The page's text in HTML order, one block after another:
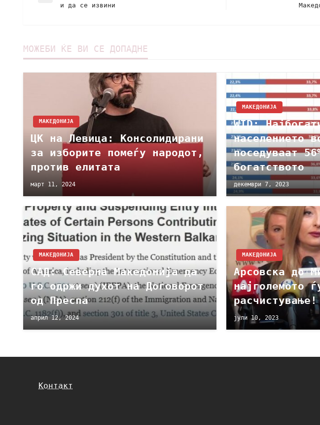
и да се извини
МОЖЕБИ ЌЕ ВИ СЕ ДОПАДНЕ
МАКЕДОНИЈА
ЦК на Левица: Консолидирани
за изборите помеѓу народот,
против елитата
март 11, 2024
МАКЕДОНИЈА
WID:
населението
поседуваат
богатството
декември 7, 2023
МАКЕДОНИЈА
САД: Северна Македонија да
го одржи духот на Договорот
од Преспа
април 12, 2024
МАКЕДОНИЈА
Арсовска до
најголемото
расчистување!
јули 10, 2023
Контакт